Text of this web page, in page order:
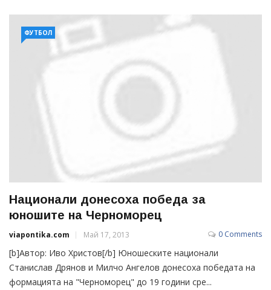
ФУТБОЛ
Национали донесоха победа за
юношите на Черноморец
viapontika.com Май 17, 2013 0 Comments
[b]Автор: Иво Христов[/b] Юношеските национали
Станислав Дрянов и Милчо Ангелов донесоха победата на
формацията на "Черноморец" до 19 години сре...